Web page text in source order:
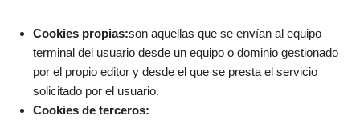
Cookies propias:son aquellas que se envían al equipo
terminal del usuario desde un equipo o dominio gestionado
por el propio editor y desde el que se presta el servicio
solicitado por el usuario.
Cookies de terceros: